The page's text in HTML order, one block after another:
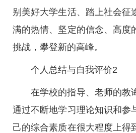
别美好大学生活、踏上社会征
满的热情、坚定的信念、高度
挑战，攀登新的高峰。
个人总结与自我评价2
在学校的指导、老师的教
通过不断地学习理论知识和参
己的综合素质在很大程度上得